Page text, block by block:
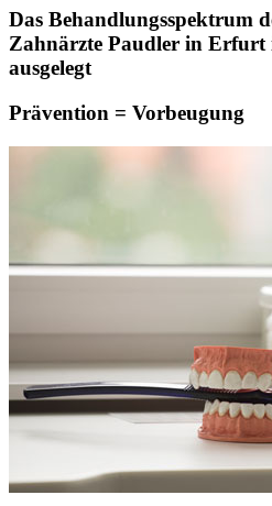
Das Behandlungsspektrum
Zahnärzte Paudler in Erfurt
ausgelegt
Prävention = Vorbeugung